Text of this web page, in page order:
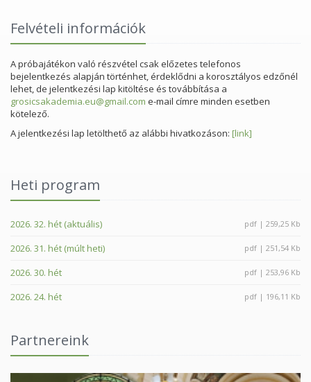
Felvételi információk
A próbajátékon való részvétel csak előzetes telefonos
bejelentkezés alapján történhet, érdeklődni a korosztályos edzőnél
lehet, de jelentkezési lap kitöltése és továbbítása a
grosicsakademia.eu@gmail.com e-mail címre minden esetben
kötelező.
A jelentkezési lap letölthető az alábbi hivatkozáson: [link]
Heti program
2026. 32. hét (aktuális) pdf | 259,25 Kb
2026. 31. hét (múlt heti) pdf | 251,54 Kb
2026. 30. hét pdf | 253,96 Kb
2026. 24. hét pdf | 196,11 Kb
Partnereink